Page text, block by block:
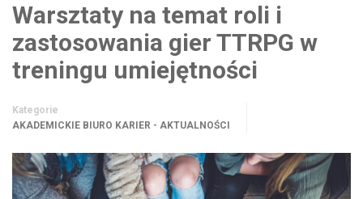
Warsztaty na temat roli i
zastosowania gier TTRPG w
treningu umiejętności
Kategorie
AKADEMICKIE BIURO KARIER - AKTUALNOŚCI